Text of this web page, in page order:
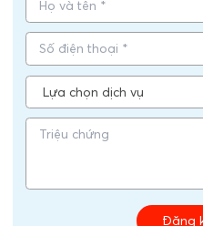
Đăng